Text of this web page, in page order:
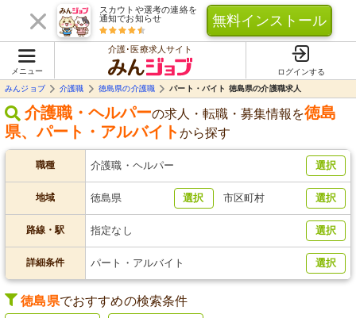
スカウトや選考の連絡を
通知でお知らせ
無料インストール
メニュー
介護･医療求人サイト
ログインする
みんジョブ
介護職 徳島県の介護職 パート・バイト 徳島県の介護職求人
介護職・ヘルパーの求人・転職・募集情報を徳島
県、パート・アルバイトから探す
職種 介護職・ヘルパー 選択
地域 徳島県 選択 市区町村 選択
路線・駅 指定なし 選択
詳細条件 パート・アルバイト 選択
徳島県でおすすめの検索条件